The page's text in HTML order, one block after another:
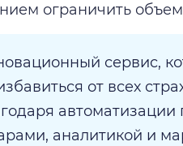
ограничить
сервис,
от всех
автоматизации
аналитикой и